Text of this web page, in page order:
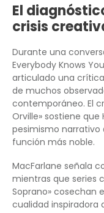
El
crisis
Durante una
Everybody Knows
articulado una
de muchos
contemporáneo. El
Orville» sostiene
pesimismo narrativo
función más noble.
MacFarlane señala
mientras que series
Soprano» cosechan
cualidad inspiradora